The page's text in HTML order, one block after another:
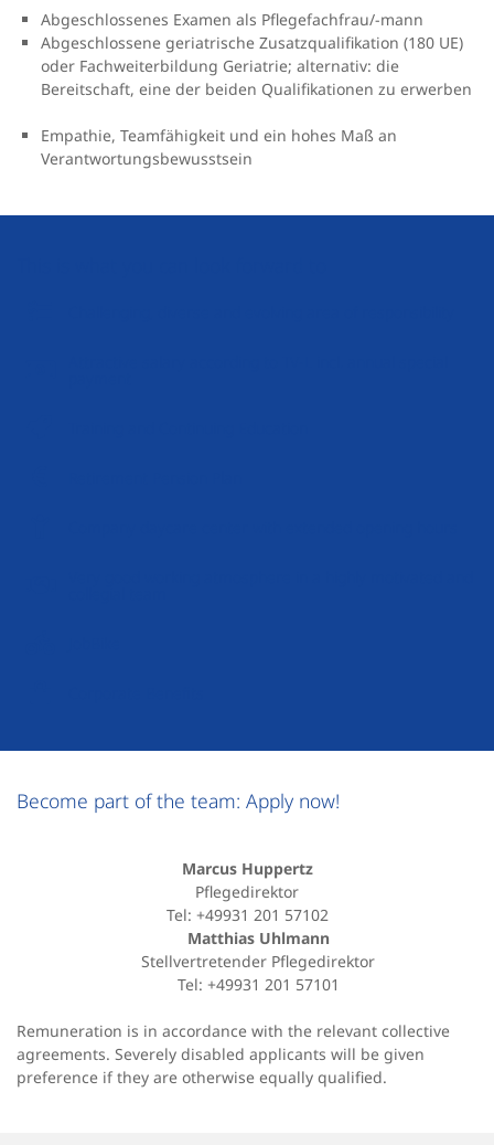
Abgeschlossenes Examen als Pflegefachfrau/-mann
Abgeschlossene geriatrische Zusatzqualifikation (180 UE)
oder Fachweiterbildung Geriatrie; alternativ: die
Bereitschaft, eine der beiden Qualifikationen zu erwerben
Empathie, Teamfähigkeit und ein hohes Maß an
Verantwortungsbewusstsein
Become part of the team: Apply now!
Marcus Huppertz
Pflegedirektor
Tel: +49931 201 57102
Matthias Uhlmann
Stellvertretender Pflegedirektor
Tel: +49931 201 57101
Remuneration is in accordance with the relevant collective
agreements. Severely disabled applicants will be given
preference if they are otherwise equally qualified.